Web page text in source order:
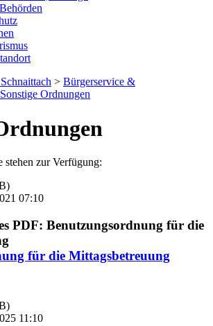
> Bürgerservice &
Sonstige Ordnungen
stehen zur Verfügung:
07:10
für die Mittagsbetreuung
11:10